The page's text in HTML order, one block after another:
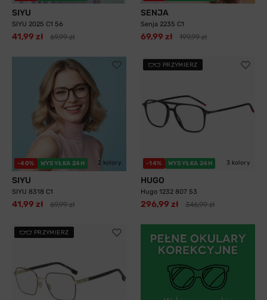
SIYU
SIYU 2025 C1 56
41,99 zł 69,99 zł
SENJA
Senja 2235 C1
69,99 zł 199,99 zł
-40% WYSYŁKA 24H 2 kolory
SIYU
SIYU 8318 C1
41,99 zł 69,99 zł
PRZYMIERZ
-14% WYSYŁKA 24H 3 kolory
HUGO
Hugo 1232 807 53
296,99 zł 346,99 zł
PRZYMIERZ